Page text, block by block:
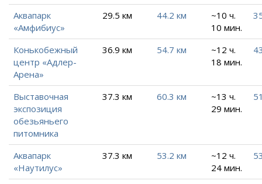
Аквапарк
«Амфибиус»
29.5 км 44.2 км
~10 ч.
10 мин.
Конькобежный
центр «Адлер-
Арена»
36.9 км 54.7 км
~12 ч.
18 мин.
Выставочная
экспозиция
обезьяньего
питомника
37.3 км 60.3 км
~13 ч.
29 мин.
Аквапарк
«Наутилус»
37.3 км 53.2 км
~12 ч.
24 мин.